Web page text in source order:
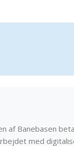
af Banebasen
med